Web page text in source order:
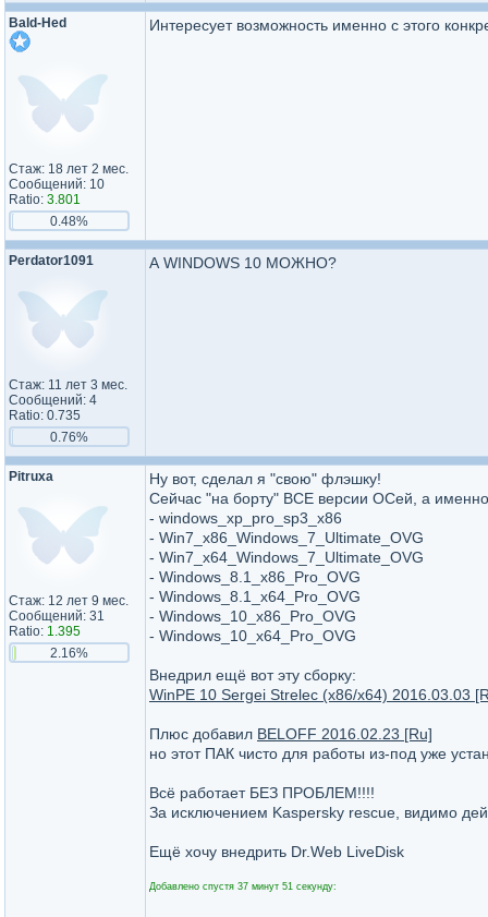
Bald-Hed
Стаж: 18 лет 2 мес.
Сообщений: 10
Ratio: 3.801
0.48%
Интересует возможность именно с этого
Perdator1091
Стаж: 11 лет 3 мес.
Сообщений: 4
Ratio: 0.735
0.76%
А WINDOWS 10 МОЖНО?
Pitruxa
Стаж: 12 лет 9 мес.
Сообщений: 31
Ratio: 1.395
2.16%
Ну вот, сделал я "свою" флэшку!
Сейчас "на борту" ВСЕ версии ОСей, а
- windows_xp_pro_sp3_x86
- Win7_x86_Windows_7_Ultimate_OVG
- Win7_x64_Windows_7_Ultimate_OVG
- Windows_8.1_x86_Pro_OVG
- Windows_8.1_x64_Pro_OVG
- Windows_10_x86_Pro_OVG
- Windows_10_x64_Pro_OVG
Внедрил ещё вот эту сборку:
WinPE 10 Sergei Strelec (x86/x64) 2016.03.03
Плюс добавил BELOFF 2016.02.23 [Ru]
но этот ПАК чисто для работы из-под уже
Всё работает БЕЗ ПРОБЛЕМ!!!!
За исключением Kaspersky rescue, видимо
Ещё хочу внедрить Dr.Web LiveDisk
Добавлено спустя 37 минут 51 секунду: